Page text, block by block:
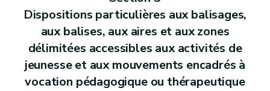
Dispositions particulières aux balisages,
aux balises, aux aires et aux zones
délimitées accessibles aux activités de
jeunesse et aux mouvements encadrés à
vocation pédagogique ou thérapeutique